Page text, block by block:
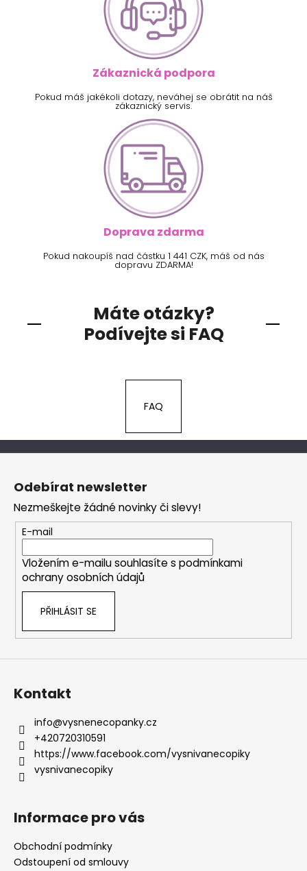
Zákaznická podpora
Pokud máš jakékoli dotazy, neváhej se obrátit na náš
zákaznický servis.
Doprava zdarma
Pokud nakoupíš nad částku 1 441 CZK, máš od nás
dopravu ZDARMA!
Máte otázky?
Podívejte si FAQ
FAQ
Z
Odebírat newsletter
Nezmeškejte žádné novinky či slevy!
E-mail
Vložením e-mailu souhlasíte s podmínkami
ochrany osobních údajů
PŘIHLÁSIT SE
Kontakt
info@vysnenecopanky.cz
+420720310591
https://www.facebook.com/vysnivanecopiky
vysnivanecopiky
Informace pro vás
Obchodní podmínky
Odstoupení od smlouvy